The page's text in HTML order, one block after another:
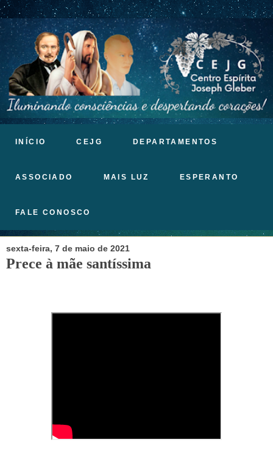
INÍCIO CEJG DEPARTAMENTOS
ASSOCIADO MAIS LUZ ESPERANTO
FALE CONOSCO
sexta-feira, 7 de maio de 2021
Prece à mãe santíssima